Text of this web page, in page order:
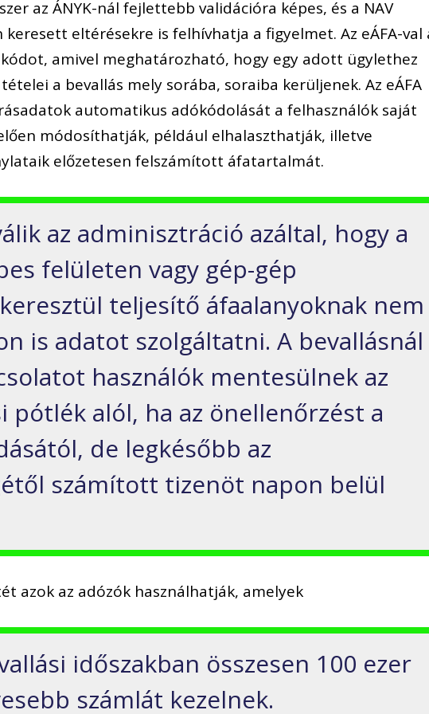
az ÁNYK-nál fejlettebb validációra képes, és a NAV
keresett eltérésekre is felhívhatja a figyelmet. Az eÁFA-val
amivel meghatározható, hogy egy adott ügylethez
a bevallás mely sorába, soraiba kerüljenek. Az eÁFA
automatikus adókódolását a felhasználók saját
módosíthatják, például elhalaszthatják, illetve
előzetesen felszámított áfatartalmát.
az adminisztráció azáltal, hogy a
felületen vagy gép-gép
teljesítő áfaalanyoknak nem
is adatot szolgáltatni. A bevallásnál
használók mentesülnek az
pótlék alól, ha az önellenőrzést a
de legkésőbb az
számított tizenöt napon belül
azok az adózók használhatják, amelyek
időszakban összesen 100 ezer
számlát kezelnek.